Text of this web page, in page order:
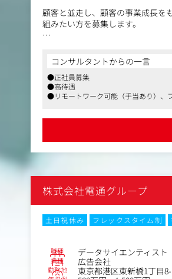
顧客と並走し、顧客の事業成長を
組みたい方を募集します。
課題の構造化からマーケティン
的の達成にコミットしていく
・DMP（Data Management
リレーショナルDB分析結果に基
CV最大化する最適なソリューシ
・広告／販促プロモーションプ
コンサルタントからの一言
●正社員募集
●高待遇
●リモートワーク可能（手当あり）、
株式会社電通グループ
土日祝休み フレックスタイム制
職種 データサイエンティスト
業種 広告会社
勤務地 東京都港区東新橋1丁目